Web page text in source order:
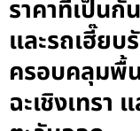
ราคาที่เป็นกั
และรถเฮี๊ยบ
ครอบคลุมพื้
ฉะเชิงเทรา